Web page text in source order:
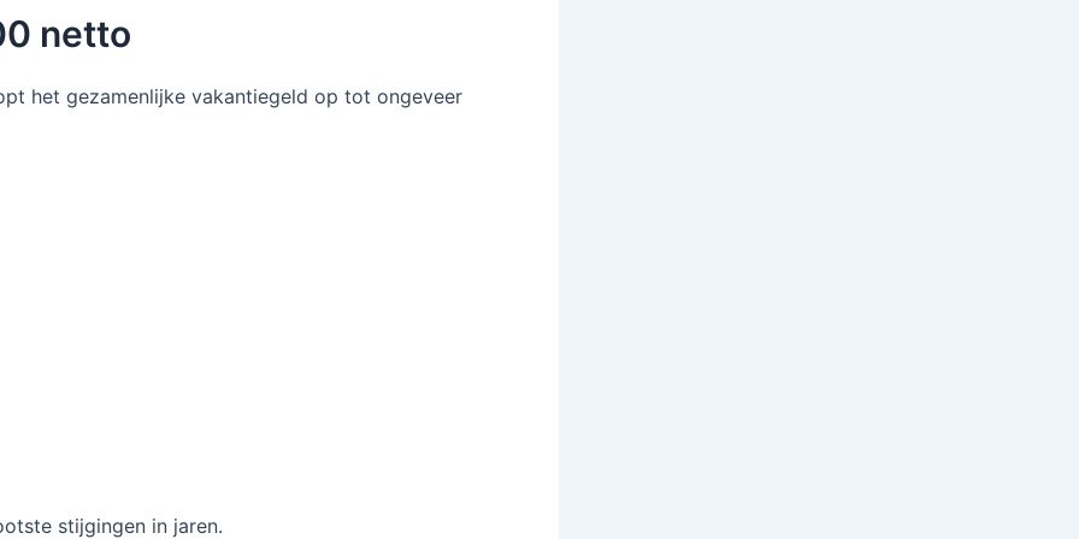
netto
het gezamenlijke vakantiegeld op tot ongeveer
stijgingen in jaren.